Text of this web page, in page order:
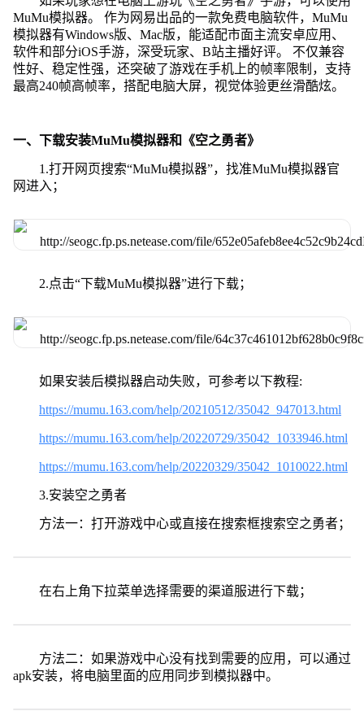
MuMu模拟器。 作为网易出品的一款免费电脑软件，MuMu
模拟器有Windows版、Mac版，能适配市面主流安卓应用、
软件和部分iOS手游，深受玩家、B站主播好评。 不仅兼容
性好、稳定性强，还突破了游戏在手机上的帧率限制，支持
最高240帧高帧率，搭配电脑大屏，视觉体验更丝滑酷炫。
一、下载安装MuMu模拟器和《空之勇者》
1.打开网页搜索“MuMu模拟器”，找准MuMu模拟器官
网进入；
2.点击“下载MuMu模拟器”进行下载；
如果安装后模拟器启动失败，可参考以下教程:
https://mumu.163.com/help/20210512/35042_947013.html
https://mumu.163.com/help/20220729/35042_1033946.html
https://mumu.163.com/help/20220329/35042_1010022.html
3.安装空之勇者
方法一：打开游戏中心或直接在搜索框搜索空之勇者；
在右上角下拉菜单选择需要的渠道服进行下载；
方法二：如果游戏中心没有找到需要的应用，可以通过
apk安装，将电脑里面的应用同步到模拟器中。